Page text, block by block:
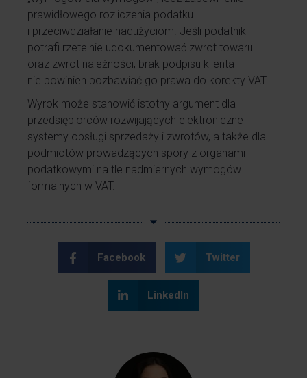
prawidłowego rozliczenia podatku
i przeciwdziałanie nadużyciom. Jeśli podatnik
potrafi rzetelnie udokumentować zwrot towaru
oraz zwrot należności, brak podpisu klienta
nie powinien pozbawiać go prawa do korekty VAT.
Wyrok może stanowić istotny argument dla
przedsiębiorców rozwijających elektroniczne
systemy obsługi sprzedaży i zwrotów, a także dla
podmiotów prowadzących spory z organami
podatkowymi na tle nadmiernych wymogów
formalnych w VAT.
Facebook Twitter
LinkedIn